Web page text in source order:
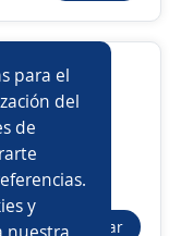
as financieros
ventas
tienda
negocios
la app
Postular
para el
del
de
y